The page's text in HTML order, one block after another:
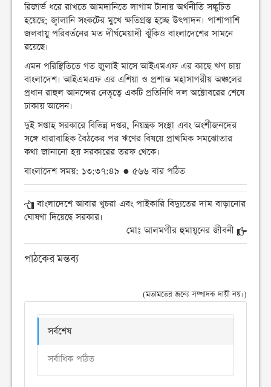
রিজার্ভ ধরে রাখতে আমদানিতে লাগাম টানায় অর্থনীতি সঙ্কুচিত
হয়েছে; জ্বালানি সংকটের মুখে ক্ষতিগ্রস্ত হচ্ছে উৎপাদন। পাশাপাশি
জলবায়ু পরিবর্তনের মত দীর্ঘমেয়াদী ঝুঁকিও বাংলাদেশের সামনে
রয়েছে।
এমন পরিস্থিতিতে গত জুলাই মাসে আইএমএফ এর কাছে ঋণ চায়
বাংলাদেশ। আইএমএফ এর এশিয়া ও প্রশান্ত মহাসাগরীয় অঞ্চলের
প্রধান রাহুল আনন্দের নেতৃত্বে একটি প্রতিনিধি দল অক্টোবরের শেষে
ঢাকায় আসেন।
দুই সপ্তাহ সরকারে বিভিন্ন দপ্তর, নিয়ন্ত্রক সংস্থা এবং অংশীজনদের
সঙ্গে ধারাবাহিক বৈঠকের পর ঋণের বিষয়ে প্রাথমিক সমঝোতার
কথা জানানো হয় সরকারের তরফ থেকে।
বাংলাদেশ সময়: ১৩:৩৭:৪৯ ● ৫৬৬ বার পঠিত
বাংলাদেশে আবার খুচরা এবং পাইকারি বিদ্যুতের দাম বাড়ানোর
ঘোষণা দিয়েছে সরকার।
মোঃ আলমগীর হুমায়ূনের জীবনী
পাঠকের মন্তব্য
(মতামতের জন্যে সম্পাদক দায়ী নয়।)
সর্বশেষ
সর্বাধিক পঠিত